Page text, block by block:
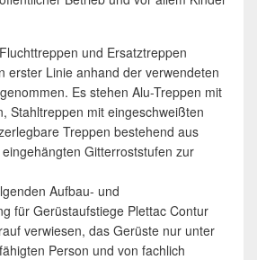
und Ersatztreppen
erster Linie anhand der verwendeten
Es stehen Alu-Treppen mit
Stahltreppen mit eingeschweißten
Treppen bestehend aus
Gitterroststufen zur
Aufbau- und
für Gerüstaufstiege Plettac Contur
verwiesen, das Gerüste nur unter
Person und von fachlich